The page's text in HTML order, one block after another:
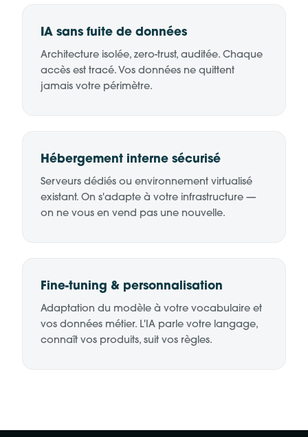
IA sans fuite de données
Architecture isolée, zero-trust, auditée. Chaque
accès est tracé. Vos données ne quittent
jamais votre périmètre.
Hébergement interne sécurisé
Serveurs dédiés ou environnement virtualisé
existant. On s'adapte à votre infrastructure —
on ne vous en vend pas une nouvelle.
Fine-tuning & personnalisation
Adaptation du modèle à votre vocabulaire et
vos données métier. L'IA parle votre langage,
connaît vos produits, suit vos règles.